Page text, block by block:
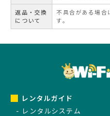
返品・交換
について
不具合がある場合
す。
レンタルガイド
レンタルシステム